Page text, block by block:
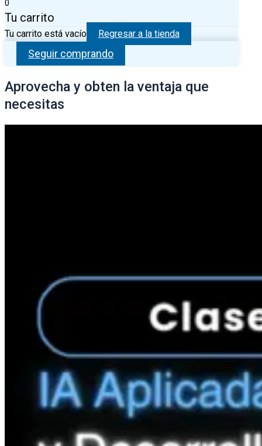
0
Tu carrito
Tu carrito está vacío Regresar a la tienda
Seguir comprando
Aprovecha y obten la ventaja que
necesitas